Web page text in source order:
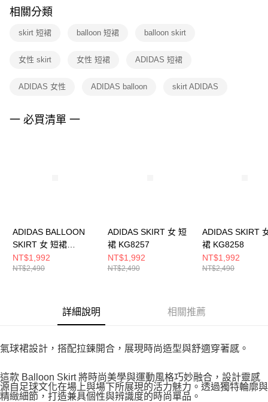
※ 交易是否成功請以「AFTEE先享後付 」之結帳頁面顯示為準，若有關於
是否繳費成功／繳費後需取消欲退款等相關疑問，請聯繫「AFTEE先享後付
客戶支援中心」
https://netprotections.freshdesk.com/support/home
１．透過由恩沛科技股份有限公司提供之「AFTEE先享後付」服務完成之交
權轉讓予恩沛科技股份有限公司。
３．未成年的使用者請事先徵得法定代理人或監護人之同意方可使用
「AFTEE先享後付」，若未經同意申辦者引起之損失，本公司不負相關責
相關分類
skirt 短裙 balloon 短裙 balloon skirt
女性 skirt 女性 短裙 ADIDAS 短裙
ADIDAS 女性 ADIDAS balloon skirt ADIDAS
一 必買清單 一
ADIDAS BALLOON
SKIRT 女 短裙
KD0299
NT$1,992
NT$2,490
ADIDAS SKIRT 女 短
裙 KG8257
NT$1,992
NT$2,490
ADIDAS SKIRT
裙 KG8258
NT$1,992
NT$2,490
詳細說明 相關推薦
氣球裙設計，搭配拉鍊開合，展現時尚造型與舒適穿著感。
這款 Balloon Skirt 將時尚美學與運動風格巧妙融合，設計靈感
源自足球文化在場上與場下所展現的活力魅力。透過獨特輪廓與
精緻細節，打造兼具個性與辨識度的時尚單品。